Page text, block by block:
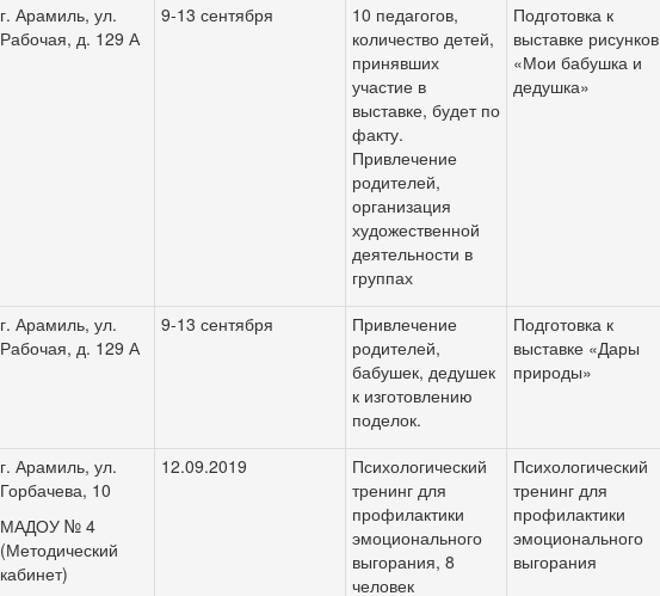
г. Арамиль, ул.
Рабочая, д. 129 А
9-13 сентября
10 педагогов,
количество детей,
принявших
участие в
выставке, будет по
факту.
Привлечение
родителей,
организация
художественной
деятельности в
группах
Подготовка к
выставке рисунков
«Мои бабушка и
дедушка»
г. Арамиль, ул.
Рабочая, д. 129 А
9-13 сентября
Привлечение
родителей,
бабушек, дедушек
к изготовлению
поделок.
Подготовка к
выставке «Дары
природы»
г. Арамиль, ул.
Горбачева, 10
МАДОУ № 4
(Методический
кабинет)
12.09.2019
Психологический
тренинг для
профилактики
эмоционального
выгорания, 8
человек
Психологический
тренинг для
профилактики
эмоционального
выгорания